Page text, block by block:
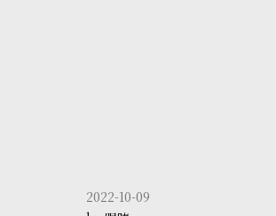
2022-10-09